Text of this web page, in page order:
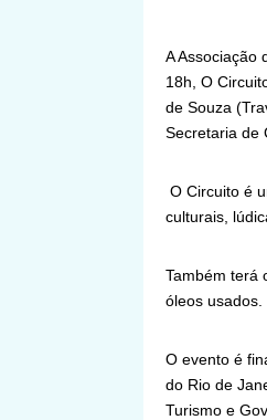
A Associação
18h, O
de Souza
Secretaria de
O Circuito é
culturais,
Também terá
óleos usados.
O evento é
do Rio de
Turismo e